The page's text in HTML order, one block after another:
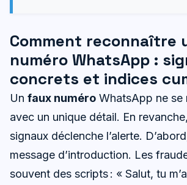
Comment reconnaître
numéro WhatsApp :
concrets et indices
Un faux numéro WhatsApp ne se
avec un unique détail. En
signaux déclenche l’alerte.
message d’introduction. Les
souvent des scripts : « Salut, tu